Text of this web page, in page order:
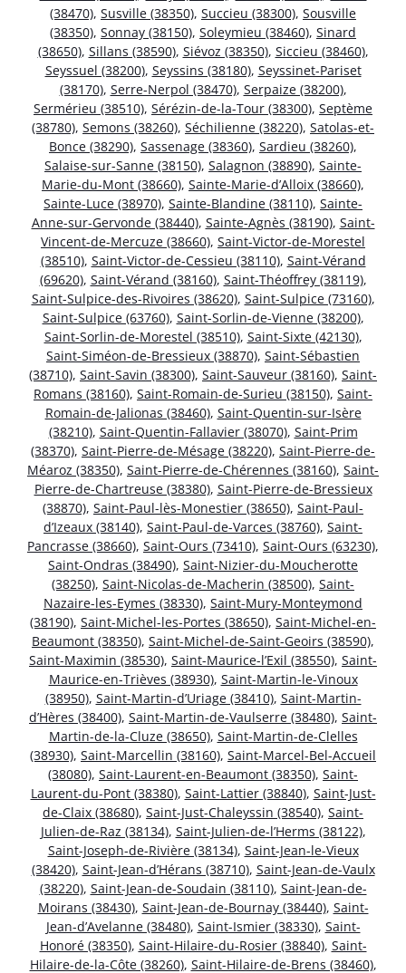
(38470), Susville (38350), Succieu (38300), Sousville
(38350), Sonnay (38150), Soleymieu (38460), Sinard
(38650), Sillans (38590), Siévoz (38350), Siccieu (38460),
Seyssuel (38200), Seyssins (38180), Seyssinet-Pariset
(38170), Serre-Nerpol (38470), Serpaize (38200),
Sermérieu (38510), Sérézin-de-la-Tour (38300), Septème
(38780), Semons (38260), Séchilienne (38220), Satolas-et-
Bonce (38290), Sassenage (38360), Sardieu (38260),
Salaise-sur-Sanne (38150), Salagnon (38890), Sainte-
Marie-du-Mont (38660), Sainte-Marie-d’Alloix (38660),
Sainte-Luce (38970), Sainte-Blandine (38110), Sainte-
Anne-sur-Gervonde (38440), Sainte-Agnès (38190), Saint-
Vincent-de-Mercuze (38660), Saint-Victor-de-Morestel
(38510), Saint-Victor-de-Cessieu (38110), Saint-Vérand
(69620), Saint-Vérand (38160), Saint-Théoffrey (38119),
Saint-Sulpice-des-Rivoires (38620), Saint-Sulpice (73160),
Saint-Sulpice (63760), Saint-Sorlin-de-Vienne (38200),
Saint-Sorlin-de-Morestel (38510), Saint-Sixte (42130),
Saint-Siméon-de-Bressieux (38870), Saint-Sébastien
(38710), Saint-Savin (38300), Saint-Sauveur (38160), Saint-
Romans (38160), Saint-Romain-de-Surieu (38150), Saint-
Romain-de-Jalionas (38460), Saint-Quentin-sur-Isère
(38210), Saint-Quentin-Fallavier (38070), Saint-Prim
(38370), Saint-Pierre-de-Mésage (38220), Saint-Pierre-de-
Méaroz (38350), Saint-Pierre-de-Chérennes (38160), Saint-
Pierre-de-Chartreuse (38380), Saint-Pierre-de-Bressieux
(38870), Saint-Paul-lès-Monestier (38650), Saint-Paul-
d’Izeaux (38140), Saint-Paul-de-Varces (38760), Saint-
Pancrasse (38660), Saint-Ours (73410), Saint-Ours (63230),
Saint-Ondras (38490), Saint-Nizier-du-Moucherotte
(38250), Saint-Nicolas-de-Macherin (38500), Saint-
Nazaire-les-Eymes (38330), Saint-Mury-Monteymond
(38190), Saint-Michel-les-Portes (38650), Saint-Michel-en-
Beaumont (38350), Saint-Michel-de-Saint-Geoirs (38590),
Saint-Maximin (38530), Saint-Maurice-l’Exil (38550), Saint-
Maurice-en-Trièves (38930), Saint-Martin-le-Vinoux
(38950), Saint-Martin-d’Uriage (38410), Saint-Martin-
d’Hères (38400), Saint-Martin-de-Vaulserre (38480), Saint-
Martin-de-la-Cluze (38650), Saint-Martin-de-Clelles
(38930), Saint-Marcellin (38160), Saint-Marcel-Bel-Accueil
(38080), Saint-Laurent-en-Beaumont (38350), Saint-
Laurent-du-Pont (38380), Saint-Lattier (38840), Saint-Just-
de-Claix (38680), Saint-Just-Chaleyssin (38540), Saint-
Julien-de-Raz (38134), Saint-Julien-de-l’Herms (38122),
Saint-Joseph-de-Rivière (38134), Saint-Jean-le-Vieux
(38420), Saint-Jean-d’Hérans (38710), Saint-Jean-de-Vaulx
(38220), Saint-Jean-de-Soudain (38110), Saint-Jean-de-
Moirans (38430), Saint-Jean-de-Bournay (38440), Saint-
Jean-d’Avelanne (38480), Saint-Ismier (38330), Saint-
Honoré (38350), Saint-Hilaire-du-Rosier (38840), Saint-
Hilaire-de-la-Côte (38260), Saint-Hilaire-de-Brens (38460),